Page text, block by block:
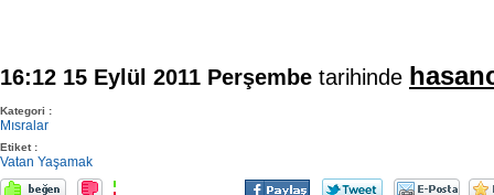
16:12 15 Eylül 2011 Perşembe tarihinde
Kategori :
Mısralar
Etiket :
Vatan Yaşamak